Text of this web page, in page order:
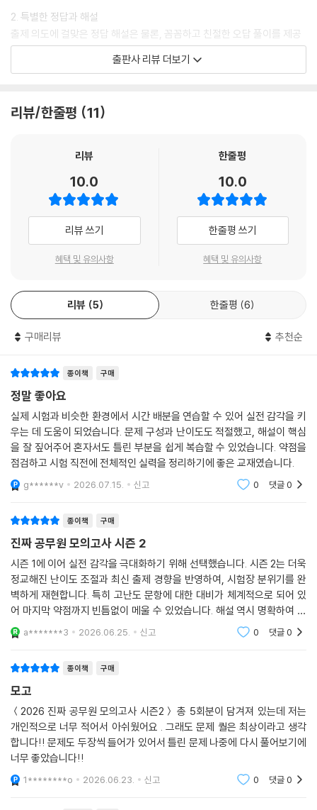
2. 특별한 정답과 해설
출제 의도에 걸맞은 정답 해설은 물론, 꼼꼼하고 친절한 오답 풀이를 제공
합니다.
각을 높일 수 있도록 하였습니다.
출판사 리뷰 더보기
리뷰/한줄평 11
리뷰
10.0
리뷰 쓰기
혜택 및 유의사항
한줄평
10.0
한줄평 쓰기
혜택 및 유의사항
리뷰 5 한줄평 6
구매리뷰 추천순
종이책 구매
정말 좋아요
실제 시험과 비슷한 환경에서 시간 배분을 연습할 수 있어 실전 감각을 키
우는 데 도움이 되었습니다. 문제 구성과 난이도도 적절했고, 해설이 핵심
을 잘 짚어주어 혼자서도 틀린 부분을 쉽게 복습할 수 있었습니다. 약점을
점검하고 시험 직전에 전체적인 실력을 정리하기에 좋은 교재였습니다.
g******v 2026.07.15. 신고 0 댓글0
종이책 구매
진짜 공무원 모의고사 시즌 2
시즌 1에 이어 실전 감각을 극대화하기 위해 선택했습니다. 시즌 2는 더욱
정교해진 난이도 조절과 최신 출제 경향을 반영하여, 시험장 분위기를 완
벽하게 재현합니다. 특히 고난도 문항에 대한 대비가 체계적으로 되어 있
어 마지막 약점까지 빈틈없이 메울 수 있었습니다. 해설 역시 명확하여 복
습 시간을 단축해주며, 실전 시간 관리 훈련에도 최적입니다. 최종 점검 단
계에서 자신의
a*******3 2026.06.25. 신고 0 댓글0
종이책 구매
모고
＜2026 진짜 공무원 모의고사 시즌2＞ 총 5회분이 담겨져 있는데 저는
개인적으로 너무 적어서 아쉬웠어요 . 그래도 문제 퀄은 최상이라고 생각
합니다!! 문제도 두장씩 들어가 있어서 틀린 문제 나중에 다시 풀어보기에
너무 좋았습니다!!
1********o 2026.06.23. 신고 0 댓글0